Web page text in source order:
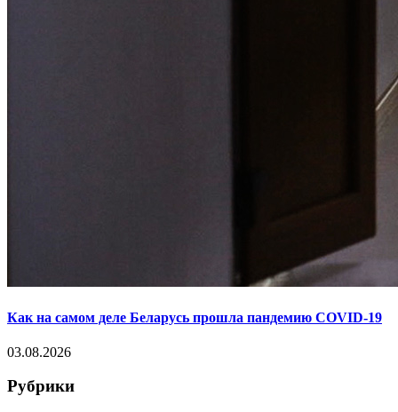
Как на самом деле Беларусь прошла пандемию COVID-19
03.08.2026
Рубрики